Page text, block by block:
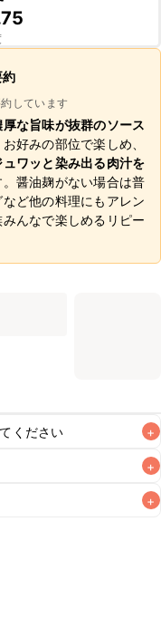
約
しています
な旨味が抜群のソース
好みの部位で楽しめ、
ュワッと染み出る肉汁を
醤油麹がない場合は普
ど他の料理にもアレン
んなで楽しめるリピー
ください +
+
+
りいただくことをお